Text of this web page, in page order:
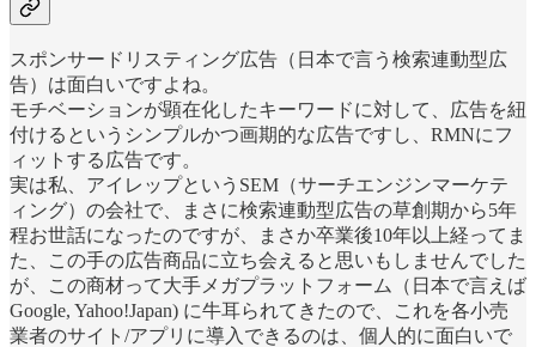
スポンサードリスティング広告（日本で言う検索連動型広
告）は面白いですよね。
モチベーションが顕在化したキーワードに対して、広告を紐
付けるというシンプルかつ画期的な広告ですし、RMNにフ
ィットする広告です。
実は私、アイレップというSEM（サーチエンジンマーケテ
ィング）の会社で、まさに検索連動型広告の草創期から5年
程お世話になったのですが、まさか卒業後10年以上経ってま
た、この手の広告商品に立ち会えると思いもしませんでした
が、この商材って大手メガプラットフォーム（日本で言えば
Google, Yahoo!Japan) に牛耳られてきたので、これを各小売
業者のサイト/アプリに導入できるのは、個人的に面白いで